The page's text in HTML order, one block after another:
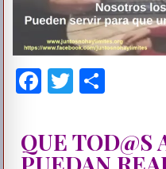
F
ce
b
T
tt
er
m
p
QUE TOD@S